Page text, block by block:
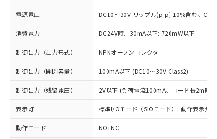
電源電圧 DC10～30V リップル(p-p) 10%含む、
消費電力 DC24V時、30mA以下: 720mW以下
制御出力（出力形式） NPNオープンコレクタ
制御出力（開閉容量） 100mA以下 (DC10～30V Class2)
制御出力（残留電圧） 2V以下 (負荷電流100mA、コード長2m時)
表示灯 標準I/Oモード（SIOモード）: 動作表示灯(
動作モード NO+NC